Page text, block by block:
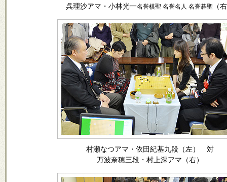
呉理沙アマ・小林光一名誉棋聖 名誉名人 名誉碁聖 （
村瀬なつアマ・依田紀基九段（左） 対
万波奈穂三段・村上深アマ（右）